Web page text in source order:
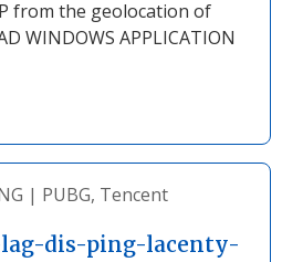
from the geolocation of
WINDOWS APPLICATION
| PUBG, Tencent
dis-ping-lacenty-